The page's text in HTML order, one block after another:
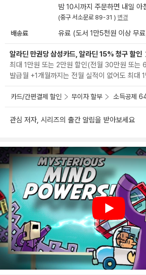
밤 10시까지 주문하면 내일 아
(중구 서소문로 89-31 ) 변경
배송료 유료 (도서 1만5천원 이상 무
알라딘 만권당 삼성카드, 알라딘 15% 청구 할인
최대 1만원 또는 2만원 할인(전월 30만원 또는
발급월 +1개월까지는 전월 실적이 없어도 최대
카드/간편결제 할인 무이자 할부 소득공제
관심 저자, 시리즈의 출간 알림을 받아보세요
Play